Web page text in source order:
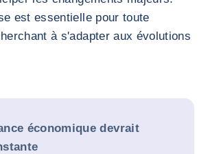
est essentielle pour toute
à s'adapter aux évolutions
économique devrait